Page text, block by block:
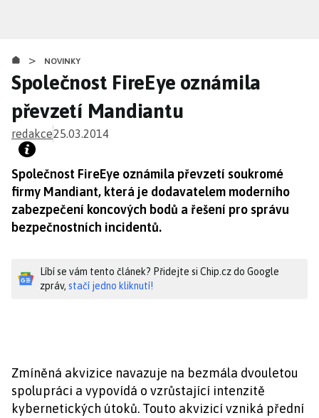
obsahu
> NOVINKY
Společnost FireEye oznámila
převzetí Mandiantu
redakce25.03.2014
Společnost FireEye oznámila převzetí soukromé
firmy Mandiant, která je dodavatelem moderního
zabezpečení koncových bodů a řešení pro správu
bezpečnostních incidentů.
Líbí se vám tento článek? Přidejte si Chip.cz do Google
zpráv, stačí jedno kliknutí!
Zmíněná akvizice navazuje na bezmála dvouletou
spolupráci a vypovídá o vzrůstající intenzitě
kybernetických útoků. Touto akvizicí vzniká přední